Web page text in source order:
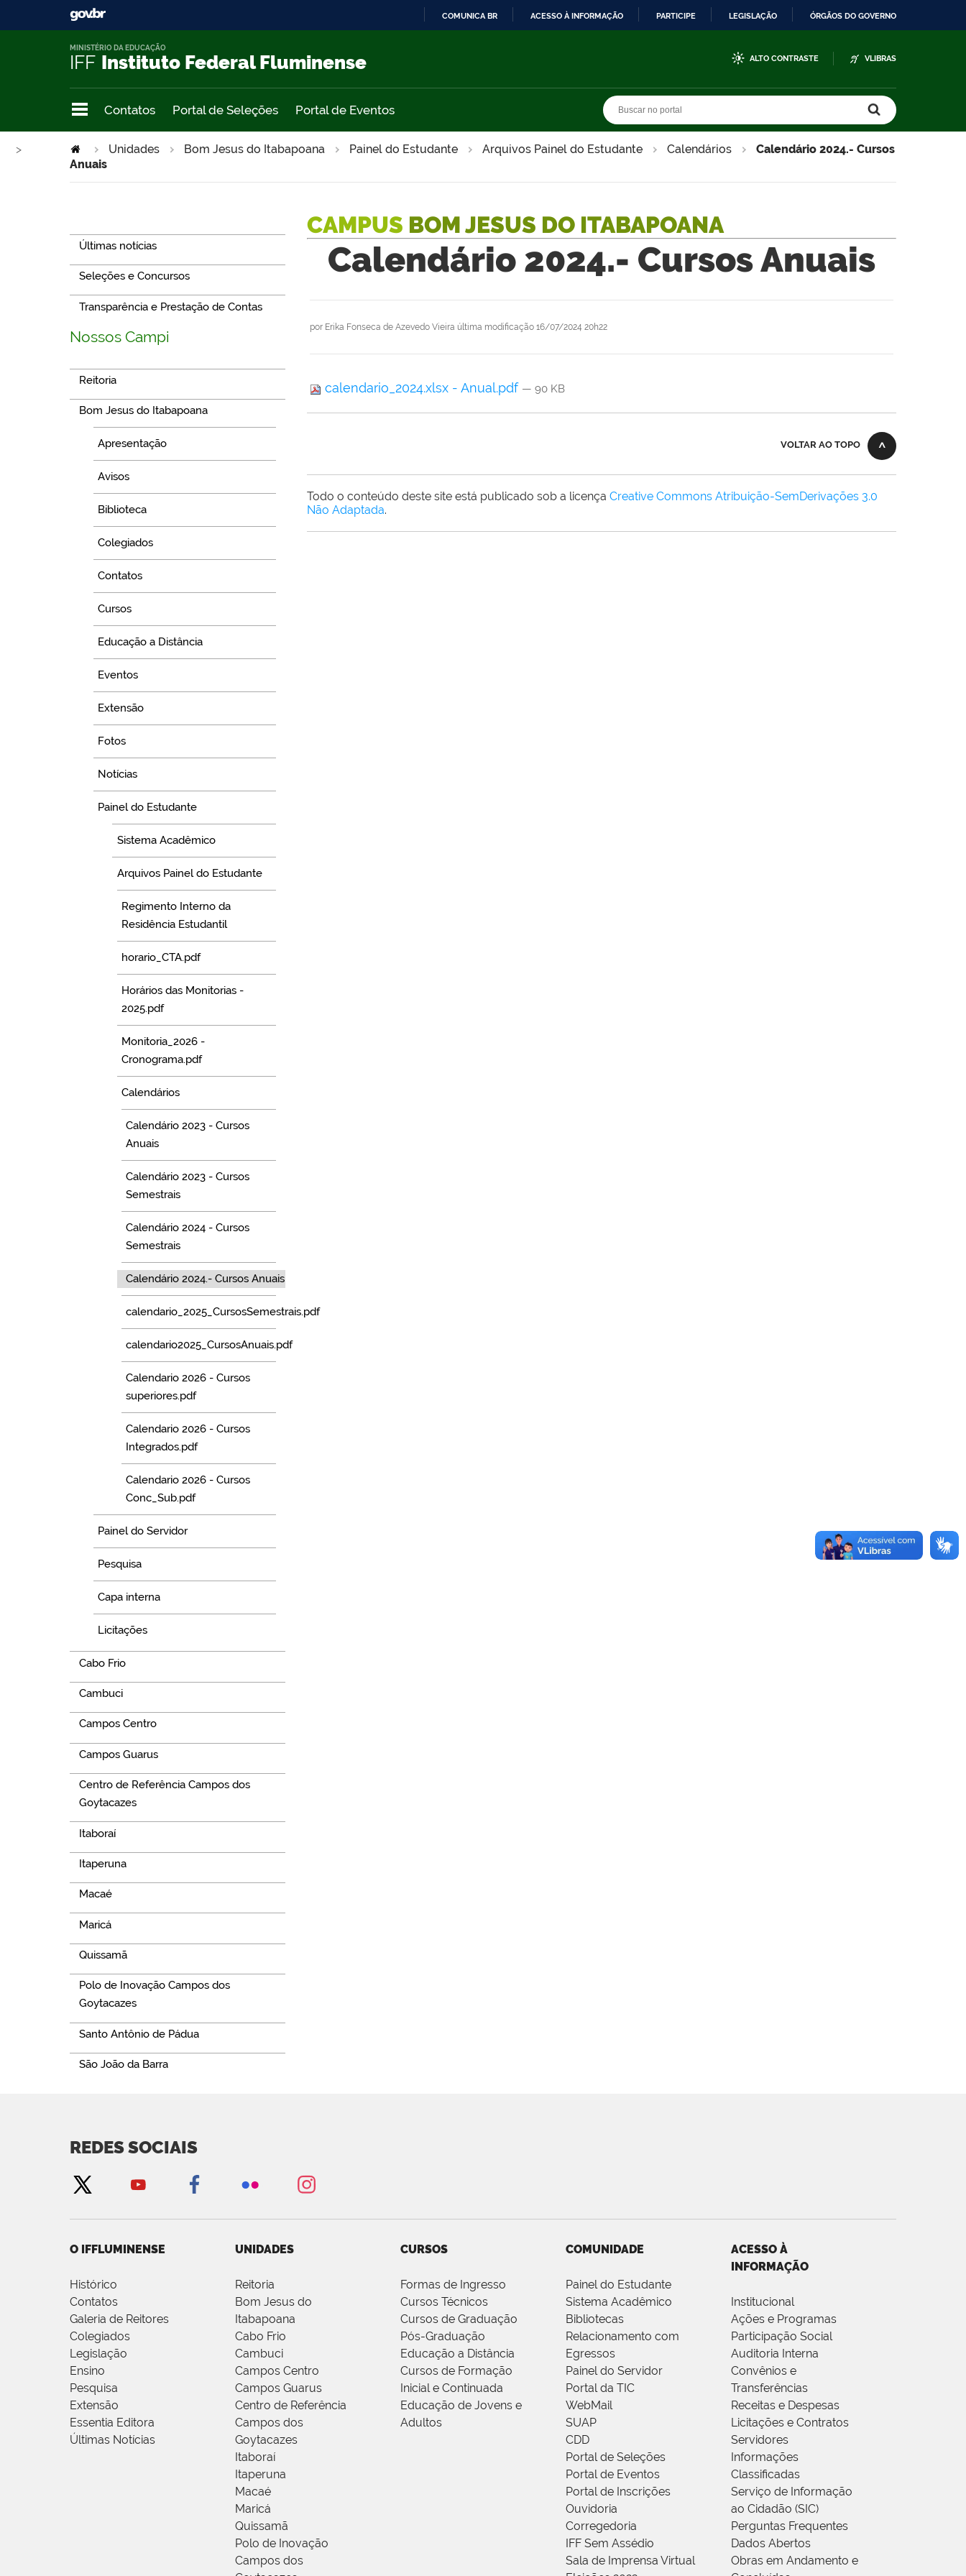
COMUNICA BR ACESSO À INFORMAÇÃO PARTICIPE LEGISLAÇÃO ÓRGÃOS DO GOVERNO
IFF Instituto Federal Fluminense
MINISTÉRIO DA EDUCAÇÃO
ALTO CONTRASTE VLIBRAS
Contatos Portal de Seleções Portal de Eventos
Unidades Bom Jesus do Itabapoana Painel do Estudante Arquivos Painel do Estudante Calendários
>
Calendário 2024.- Cursos
Anuais
Últimas notícias
Seleções e Concursos
Transparência e Prestação de Contas
Nossos Campi
Reitoria
Bom Jesus do Itabapoana
Apresentação
Avisos
Biblioteca
Colegiados
Contatos
Cursos
Educação a Distância
Eventos
Extensão
Fotos
Notícias
Painel do Estudante
Sistema Acadêmico
Arquivos Painel do Estudante
Regimento Interno da
Residência Estudantil
horario_CTA.pdf
Horários das Monitorias -
2025.pdf
Monitoria_2026 -
Cronograma.pdf
Calendários
Calendário 2023 - Cursos
Anuais
Calendário 2023 - Cursos
Semestrais
Calendário 2024 - Cursos
Semestrais
Calendário 2024.- Cursos Anuais
calendario_2025_CursosSemestrais.pdf
calendario2025_CursosAnuais.pdf
Calendario 2026 - Cursos
superiores.pdf
Calendario 2026 - Cursos
Integrados.pdf
Calendario 2026 - Cursos
Conc_Sub.pdf
Painel do Servidor
Pesquisa
Capa interna
Licitações
Cabo Frio
Cambuci
Campos Centro
Campos Guarus
Centro de Referência Campos dos
Goytacazes
Itaboraí
Itaperuna
Macaé
Maricá
Quissamã
Polo de Inovação Campos dos
Goytacazes
Santo Antônio de Pádua
São João da Barra
CAMPUS BOM JESUS DO ITABAPOANA
Calendário 2024.- Cursos Anuais
por Erika Fonseca de Azevedo Vieira última modificação 16/07/2024 20h22
calendario_2024.xlsx - Anual.pdf — 90 KB
VOLTAR AO TOPO
Todo o conteúdo deste site está publicado sob a licença Creative Commons Atribuição-SemDerivações 3.0
Não Adaptada.
REDES SOCIAIS
O IFFLUMINENSE
Histórico
Contatos
Galeria de Reitores
Colegiados
Legislação
Ensino
Pesquisa
Extensão
Essentia Editora
Últimas Notícias
UNIDADES
Reitoria
Bom Jesus do
Itabapoana
Cabo Frio
Cambuci
Campos Centro
Campos Guarus
Centro de Referência
Campos dos
Goytacazes
Itaboraí
Itaperuna
Macaé
Maricá
Quissamã
Polo de Inovação
Campos dos
CURSOS
Formas de Ingresso
Cursos Técnicos
Cursos de Graduação
Pós-Graduação
Educação a Distância
Cursos de Formação
Inicial e Continuada
Educação de Jovens e
Adultos
COMUNIDADE
Painel do Estudante
Sistema Acadêmico
Bibliotecas
Relacionamento com
Egressos
Painel do Servidor
Portal da TIC
WebMail
SUAP
CDD
Portal de Seleções
Portal de Eventos
Portal de Inscrições
Ouvidoria
Corregedoria
IFF Sem Assédio
Sala de Imprensa Virtual
ACESSO À
INFORMAÇÃO
Institucional
Ações e Programas
Participação Social
Auditoria Interna
Convênios e
Transferências
Receitas e Despesas
Licitações e Contratos
Servidores
Informações
Classificadas
Serviço de Informação
ao Cidadão (SIC)
Perguntas Frequentes
Dados Abertos
Obras em Andamento e